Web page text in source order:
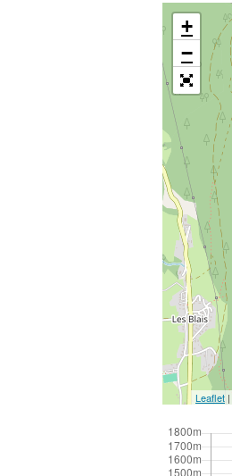
+
−
Leaflet